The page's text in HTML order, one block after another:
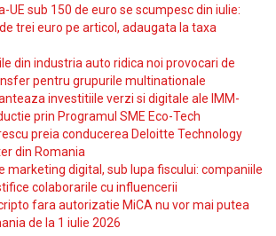
UE sub 150 de euro se scumpesc din iulie:
trei euro pe articol, adaugata la taxa
din industria auto ridica noi provocari de
pentru grupurile multinationale
investitiile verzi si digitale ale IMM-
prin Programul SME Eco-Tech
preia conducerea Deloitte Technology
din Romania
marketing digital, sub lupa fiscului: companiile
colaborarile cu influencerii
fara autorizatie MiCA nu vor mai putea
de la 1 iulie 2026